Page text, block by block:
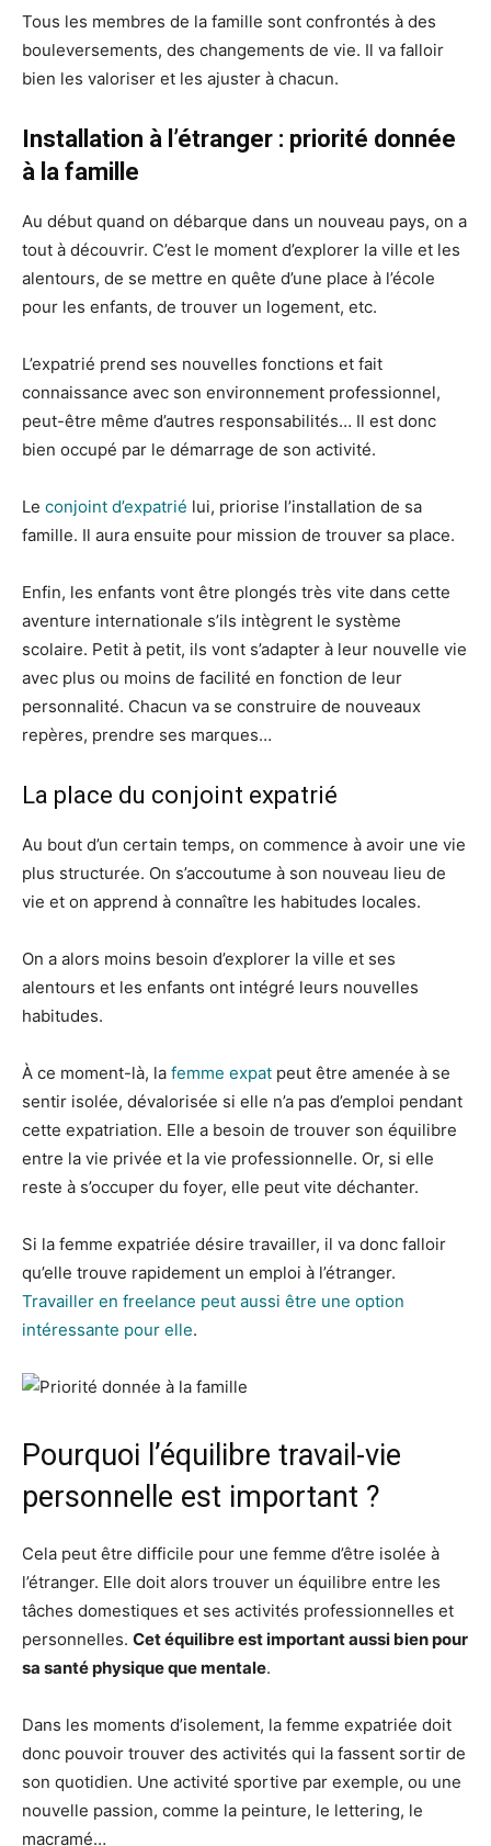
Tous les membres de la famille sont confrontés à des
bouleversements, des changements de vie. Il va falloir
bien les valoriser et les ajuster à chacun.
Installation à l’étranger : priorité donnée
à la famille
Au début quand on débarque dans un nouveau pays, on a
tout à découvrir. C’est le moment d’explorer la ville et les
alentours, de se mettre en quête d’une place à l’école
pour les enfants, de trouver un logement, etc.
L’expatrié prend ses nouvelles fonctions et fait
connaissance avec son environnement professionnel,
peut-être même d’autres responsabilités… Il est donc
bien occupé par le démarrage de son activité.
Le conjoint d’expatrié lui, priorise l’installation de sa
famille. Il aura ensuite pour mission de trouver sa place.
Enfin, les enfants vont être plongés très vite dans cette
aventure internationale s’ils intègrent le système
scolaire. Petit à petit, ils vont s’adapter à leur nouvelle vie
avec plus ou moins de facilité en fonction de leur
personnalité. Chacun va se construire de nouveaux
repères, prendre ses marques…
La place du conjoint expatrié
Au bout d’un certain temps, on commence à avoir une vie
plus structurée. On s’accoutume à son nouveau lieu de
vie et on apprend à connaître les habitudes locales.
On a alors moins besoin d’explorer la ville et ses
alentours et les enfants ont intégré leurs nouvelles
habitudes.
À ce moment-là, la femme expat peut être amenée à se
sentir isolée, dévalorisée si elle n’a pas d’emploi pendant
cette expatriation. Elle a besoin de trouver son équilibre
entre la vie privée et la vie professionnelle. Or, si elle
reste à s’occuper du foyer, elle peut vite déchanter.
Si la femme expatriée désire travailler, il va donc falloir
qu’elle trouve rapidement un emploi à l’étranger.
Travailler en freelance peut aussi être une option
intéressante pour elle.
Pourquoi l’équilibre travail-vie
personnelle est important ?
Cela peut être difficile pour une femme d’être isolée à
l’étranger. Elle doit alors trouver un équilibre entre les
tâches domestiques et ses activités professionnelles et
personnelles. Cet équilibre est important aussi bien pour
sa santé physique que mentale.
Dans les moments d’isolement, la femme expatriée doit
donc pouvoir trouver des activités qui la fassent sortir de
son quotidien. Une activité sportive par exemple, ou une
nouvelle passion, comme la peinture, le lettering, le
macramé…